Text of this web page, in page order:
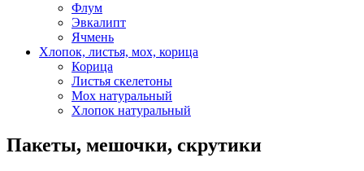
Флум
Эвкалипт
Ячмень
Хлопок, листья, мох, корица
Корица
Листья скелетоны
Мох натуральный
Хлопок натуральный
Пакеты, мешочки, скрутики